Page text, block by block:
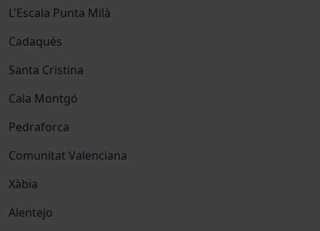
L'Escala Punta Milà
Cadaqués
Santa Cristina
Cala Montgó
Pedraforca
Comunitat Valenciana
Xàbia
Alentejo